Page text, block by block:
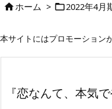
ホーム > 2022年4月
本サイトにはプロモーション
『恋なんて、本気